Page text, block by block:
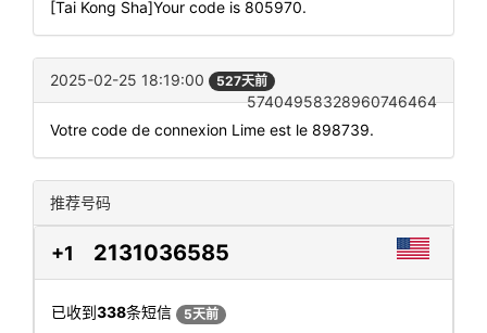
[Tai Kong Sha]Your code is 805970.
2025-02-25 18:19:00 527天前
57404958328960746464
Votre code de connexion Lime est le 898739.
推荐号码
+1 2131036585
已收到338条短信 5天前